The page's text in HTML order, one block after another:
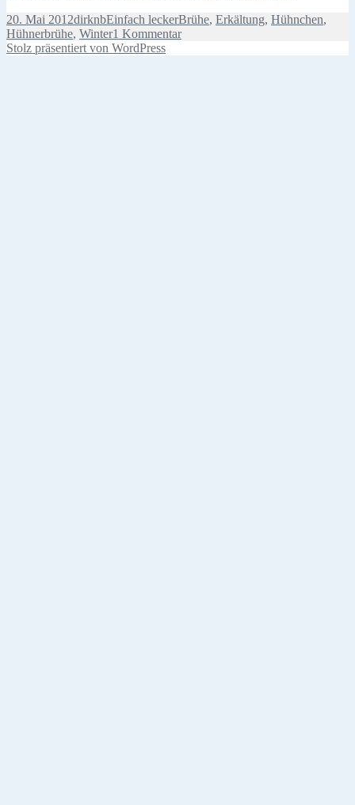
Veröffentlicht
am
20. Mai 2012Autor
dirknbKategorien
Einfach leckerSchlagwörter
Brühe, Erkältung, Hühnchen,
Hühnerbrühe, Winter1 Kommentarzu
Stolz präsentiert von WordPress